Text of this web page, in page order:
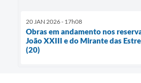
20 JAN 2026 - 17h08
Obras em andamento nos
João XXIII e do Mirante das
(20)